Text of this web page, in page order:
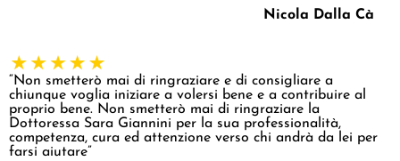
Nicola Dalla Cà
“Non smetterò mai di ringraziare e di consigliare a
chiunque voglia iniziare a volersi bene e a contribuire al
proprio bene. Non smetterò mai di ringraziare la
Dottoressa Sara Giannini per la sua professionalità,
competenza, cura ed attenzione verso chi andrà da lei per
farsi aiutare”